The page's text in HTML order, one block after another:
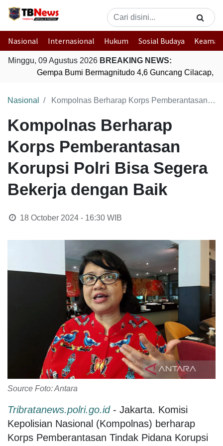
Nasional Internasional Hukum Sosial Budaya
Minggu, 09 Agustus 2026 BREAKING NEWS:
Gempa Bumi Bermagnitudo 4,6 Guncang Cilacap,
Nasional Kompolnas Berharap Korps Pemberantasan Korupsi Polri Bisa Segera Bekerja dengan Baik
Kompolnas Berharap
Korps Pemberantasan
Korupsi Polri Bisa Segera
Bekerja dengan Baik
18 October 2024 - 16:30WIB
Source Foto: Antara
Tribratanews.polri.go.id- Jakarta. Komisi
Kepolisian Nasional (Kompolnas) berharap
Korps Pemberantasan Tindak Pidana Korupsi